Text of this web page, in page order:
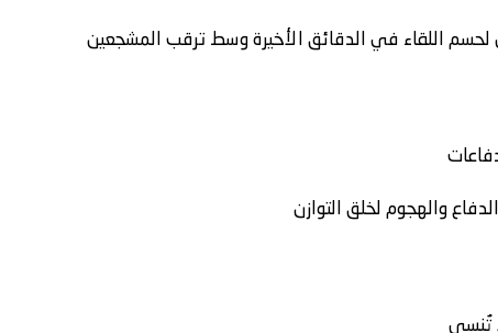
لحسم اللقاء في الدقائق الأخيرة وسط ترقب المشجعين
والهجوم لخلق التوازن
تُنسى